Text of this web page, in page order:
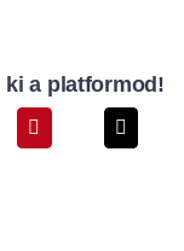
ki a platformod!